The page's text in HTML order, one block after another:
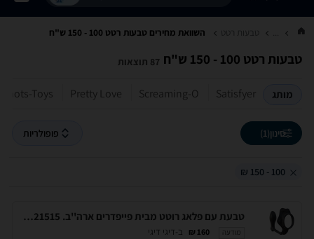
טבעות רטט השוואת מחירים טבעות רטט ‏100 - 150 ‏ש"ח
טבעות רטט ‏100 - 150 ‏ש"ח 87 תוצאות
מותג Satisfyer
Screaming-O
Pretty Love
Shots-Toys
סינון(1) פופולריות
100 - 150 ₪
טבעת עם פלאג רוטט מבית פייפדרים ארה''ב. Pipedream-21515
מודעה 160 ₪ ב-דיגי דיגי